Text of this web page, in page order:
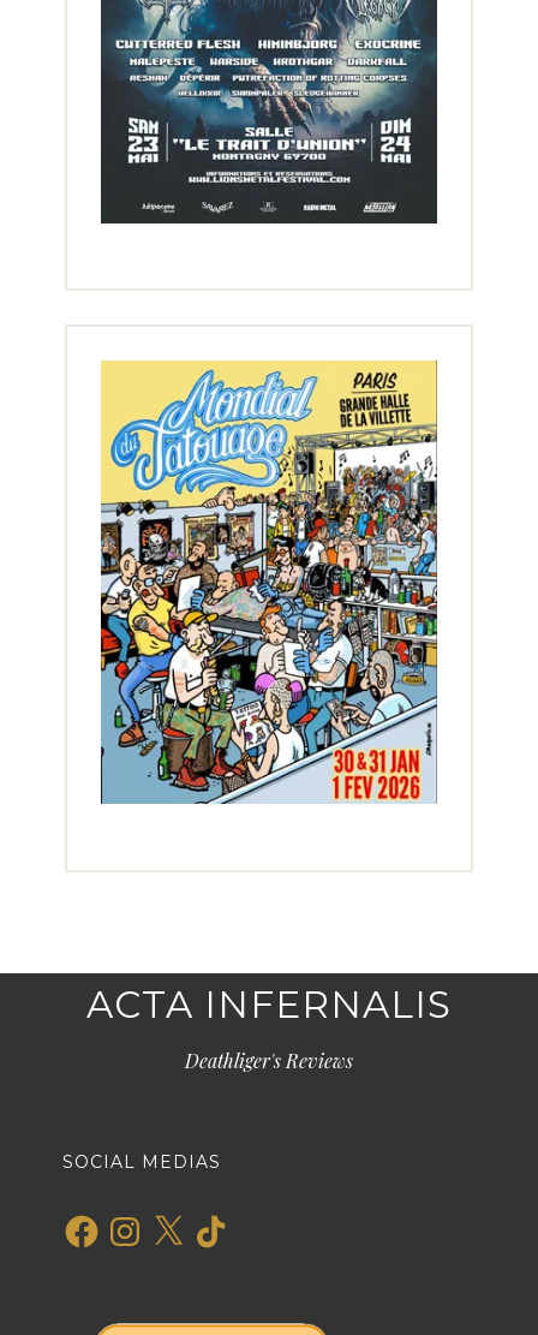
ACTA INFERNALIS
Deathliger's Reviews
SOCIAL MEDIAS
FacebookInstagram
X TikTok